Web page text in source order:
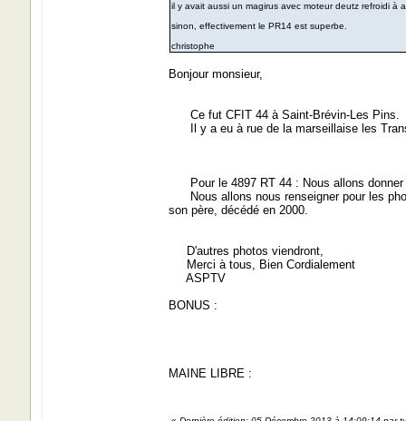
il y avait aussi un magirus avec moteur deutz refroidi
sinon, effectivement le PR14 est superbe.
christophe
Bonjour monsieur,
Ce fut CFIT 44 à Saint-Brévin-Les Pins.
Il y a eu à rue de la marseillaise les
Pour le 4897 RT 44 : Nous allons donner
Nous allons nous renseigner pour les
son père, décédé en 2000.
D'autres photos viendront,
Merci à tous, Bien Cordialement
ASPTV
BONUS :
MAINE LIBRE :